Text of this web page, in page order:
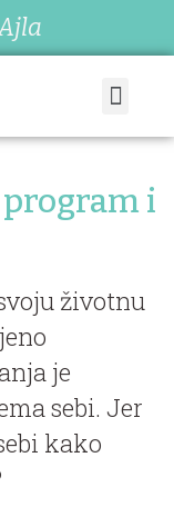
i
životnu
je
sebi. Jer
kako